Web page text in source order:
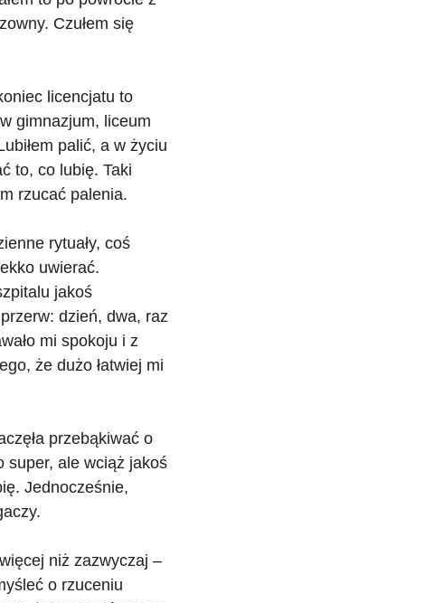
Czułem się
licencjatu to
gimnazjum, liceum
palić, a w życiu
to, co lubię. Taki
rzucać palenia.
rytuały, coś
uwierać.
jakoś
: dzień, dwa, raz
mi spokoju i z
że dużo łatwiej mi
przebąkiwać o
super, ale wciąż jakoś
. Jednocześnie,
niż zazwyczaj –
o rzuceniu